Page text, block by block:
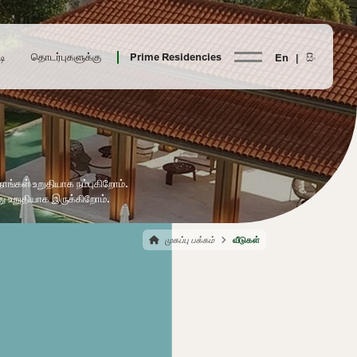
தொடர்புகளுக்கு Prime Residencies En | සිං
உறுதியாக நம்புகிறோம்.
இருக்கிறோம்.
முகப்பு பக்கம் வீடுகள்